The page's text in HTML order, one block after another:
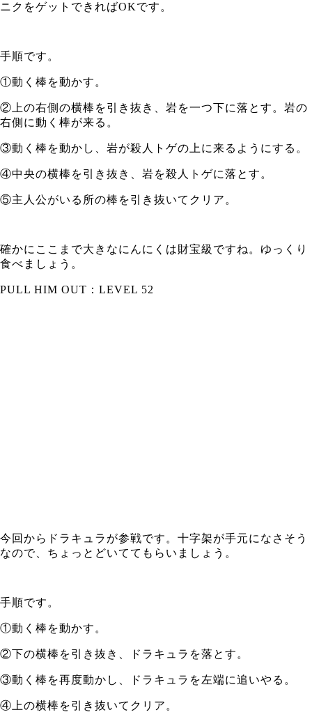
ニクをゲットできればOKです。
手順です。
①動く棒を動かす。
②上の右側の横棒を引き抜き、岩を一つ下に落とす。岩の
右側に動く棒が来る。
③動く棒を動かし、岩が殺人トゲの上に来るようにする。
④中央の横棒を引き抜き、岩を殺人トゲに落とす。
⑤主人公がいる所の棒を引き抜いてクリア。
確かにここまで大きなにんにくは財宝級ですね。ゆっくり
食べましょう。
PULL HIM OUT：LEVEL 52
今回からドラキュラが参戦です。十字架が手元になさそう
なので、ちょっとどいててもらいましょう。
手順です。
①動く棒を動かす。
②下の横棒を引き抜き、ドラキュラを落とす。
③動く棒を再度動かし、ドラキュラを左端に追いやる。
④上の横棒を引き抜いてクリア。